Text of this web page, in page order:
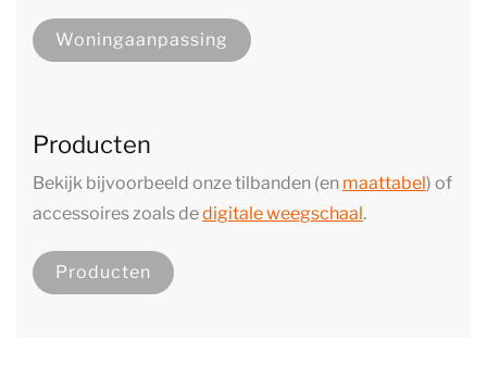
Woningaanpassing
Producten
Bekijk bijvoorbeeld onze tilbanden (en maattabel) of
accessoires zoals dedigitale weegschaal.
Producten